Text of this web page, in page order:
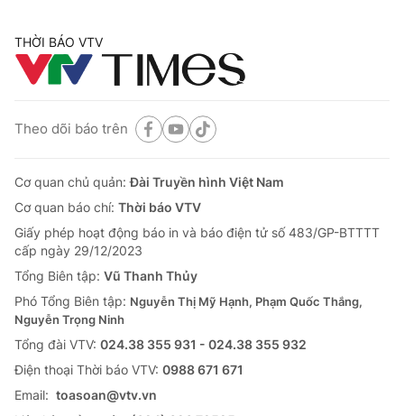
THỜI BÁO VTV
Theo dõi báo trên
Cơ quan chủ quản:Đài Truyền hình Việt Nam
Cơ quan báo chí: Thời báo VTV
Giấy phép hoạt động báo in và báo điện tử số 483/GP-BTTTT
cấp ngày 29/12/2023
Tổng Biên tập: Vũ Thanh Thủy
Phó Tổng Biên tập: Nguyễn Thị Mỹ Hạnh, Phạm Quốc Thắng,
Nguyễn Trọng Ninh
Tổng đài VTV: 024.38 355 931 - 024.38 355 932
Ðiện thoại Thời báo VTV: 0988 671 671
Email: toasoan@vtv.vn